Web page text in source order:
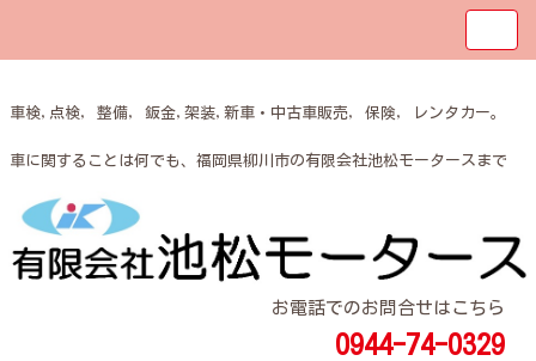
車検,点検, 整備, 鈑金,架装,新車・中古車販売, 保険, レンタカー。
車に関することは何でも、福岡県柳川市の有限会社池松モータースまで
お電話でのお問合せはこちら
0944-74-0329